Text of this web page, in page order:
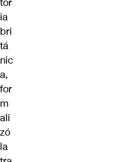
ia
bri
tá
nic
a,
for
m
ali
zó
la